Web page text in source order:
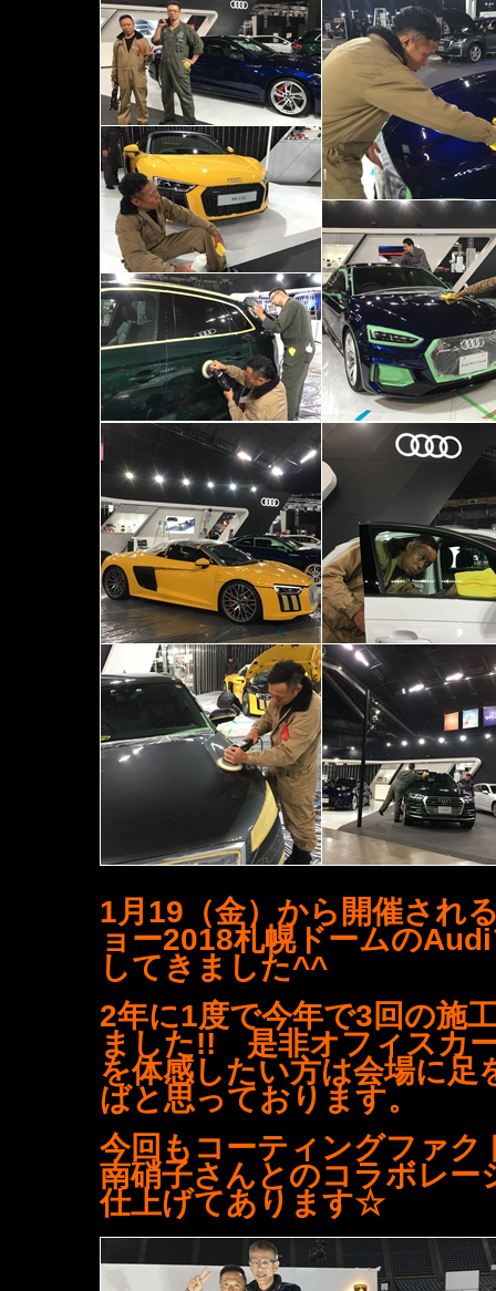
1月19（金）から開催され
ョー2018札幌ドームの
してきました^^
2年に1度で今年で3回の施
ました!! 是非オフィスカ
を体感したい方は会場に足
ばと思っております。
今回もコーティングファク
南硝子さんとのコラボレー
仕上げてあります☆